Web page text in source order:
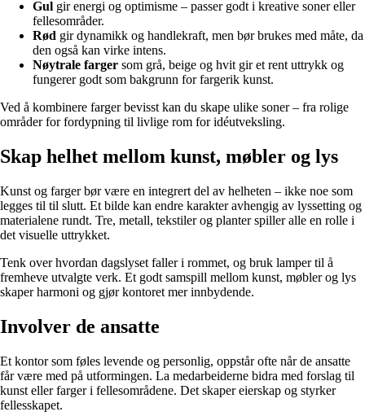
Gul gir energi og optimisme – passer godt i kreative soner eller
fellesområder.
Rød gir dynamikk og handlekraft, men bør brukes med måte, da
den også kan virke intens.
Nøytrale farger som grå, beige og hvit gir et rent uttrykk og
fungerer godt som bakgrunn for fargerik kunst.
Ved å kombinere farger bevisst kan du skape ulike soner – fra rolige
områder for fordypning til livlige rom for idéutveksling.
Skap helhet mellom kunst, møbler og lys
Kunst og farger bør være en integrert del av helheten – ikke noe som
legges til til slutt. Et bilde kan endre karakter avhengig av lyssetting og
materialene rundt. Tre, metall, tekstiler og planter spiller alle en rolle i
det visuelle uttrykket.
Tenk over hvordan dagslyset faller i rommet, og bruk lamper til å
fremheve utvalgte verk. Et godt samspill mellom kunst, møbler og lys
skaper harmoni og gjør kontoret mer innbydende.
Involver de ansatte
Et kontor som føles levende og personlig, oppstår ofte når de ansatte
får være med på utformingen. La medarbeiderne bidra med forslag til
kunst eller farger i fellesområdene. Det skaper eierskap og styrker
fellesskapet.